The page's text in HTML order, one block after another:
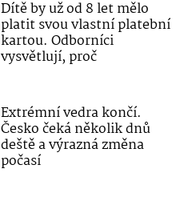
Dítě by už od 8 let mělo
platit svou vlastní platební
kartou. Odborníci
vysvětlují, proč
Extrémní vedra končí.
Česko čeká několik dnů
deště a výrazná změna
počasí